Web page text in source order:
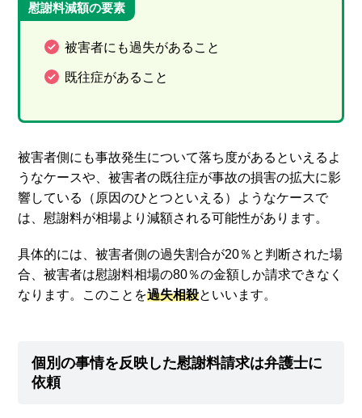
慰謝料減額の要素
被害者にも過失があること
既往症があること
被害者側にも事故発生について落ち度があるといえるよ
うなケースや、被害者の既往症が事故の損害の拡大に影
響している（原因のひとつといえる）ようなケースで
は、慰謝料が相場より減額される可能性があります。
具体的には、被害者側の過失割合が20％と判断された場
合、被害者は慰謝料相場の80％の金額しか請求できなく
なります。このことを過失相殺といいます。
個別の事情を反映した慰謝料請求は弁護士に
依頼